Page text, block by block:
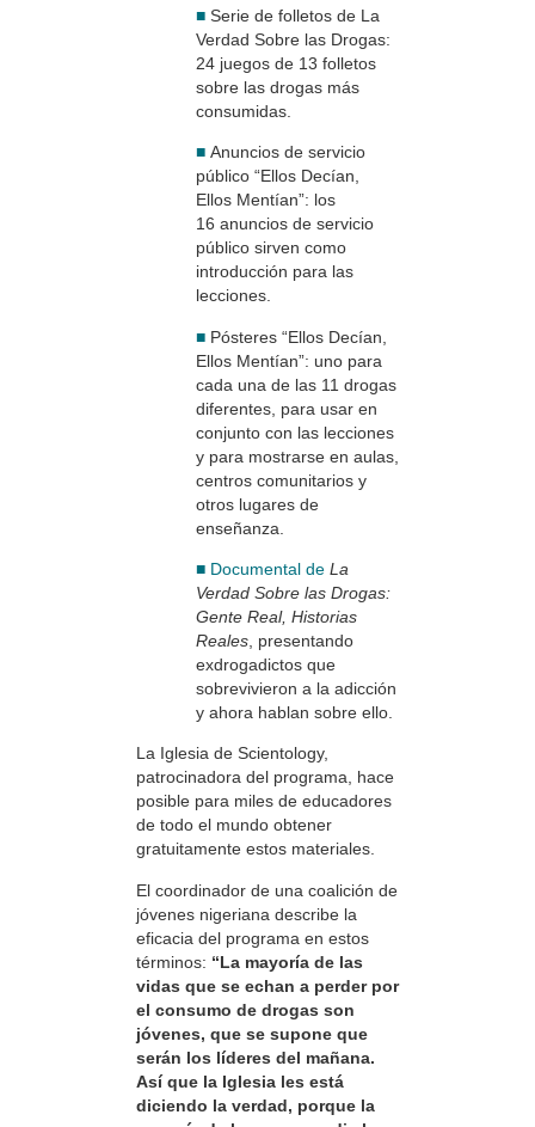
■ Serie de folletos de La
Verdad Sobre las Drogas:
24 juegos de 13 folletos
sobre las drogas más
consumidas.
■ Anuncios de servicio
público “Ellos Decían,
Ellos Mentían”: los
16 anuncios de servicio
público sirven como
introducción para las
lecciones.
■ Pósteres “Ellos Decían,
Ellos Mentían”: uno para
cada una de las 11 drogas
diferentes, para usar en
conjunto con las lecciones
y para mostrarse en aulas,
centros comunitarios y
otros lugares de
enseñanza.
■ Documental de La
Verdad Sobre las Drogas:
Gente Real, Historias
Reales , presentando
exdrogadictos que
sobrevivieron a la adicción
y ahora hablan sobre ello.
La Iglesia de Scientology,
patrocinadora del programa, hace
posible para miles de educadores
de todo el mundo obtener
gratuitamente estos materiales.
El coordinador de una coalición de
jóvenes nigeriana describe la
eficacia del programa en estos
términos: “La mayoría de las
vidas que se echan a perder por
el consumo de drogas son
jóvenes, que se supone que
serán los líderes del mañana.
Así que la Iglesia les está
diciendo la verdad, porque la